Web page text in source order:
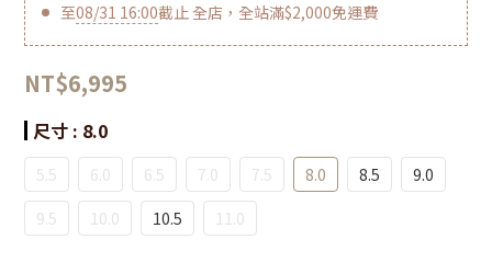
至08/31 16:00截止 全店，全站滿$2,000免運費
NT$6,995
尺寸 : 8.0
5.5 6.0 6.5 7.0 7.5 8.0 8.5
9.0
9.5
10.0 10.5 11.0